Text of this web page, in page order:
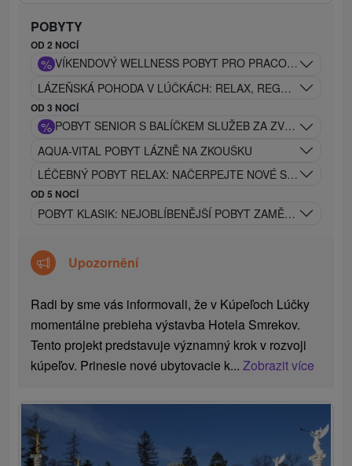
POBYTY
OD 2 NOCÍ
% VÍKENDOVÝ WELLNESS POBYT PRO PRACOVNĚ
LÁZEŇSKÁ POHODA V LÚČKÁCH: RELAX, REGENERACE,
OD 3 NOCÍ
% POBYT SENIOR S BALÍČKEM SLUŽEB ZA
AQUA-VITAL POBYT LÁZNĚ NA ZKOUŠKU
LÉČEBNÝ POBYT RELAX: NAČERPEJTE NOVÉ SÍLY V
OD 5 NOCÍ
POBYT KLASIK: NEJOBLÍBENĚJŠÍ POBYT ZAMĚŘENÝ NA
Upozornění
Radi by sme vás informovali, že v Kúpeľoch Lúčky
momentálne prebieha výstavba Hotela Smrekov.
Tento projekt predstavuje významný krok v rozvoji
kúpeľov. Prinesie nové ubytovacie k...Zobrazit více